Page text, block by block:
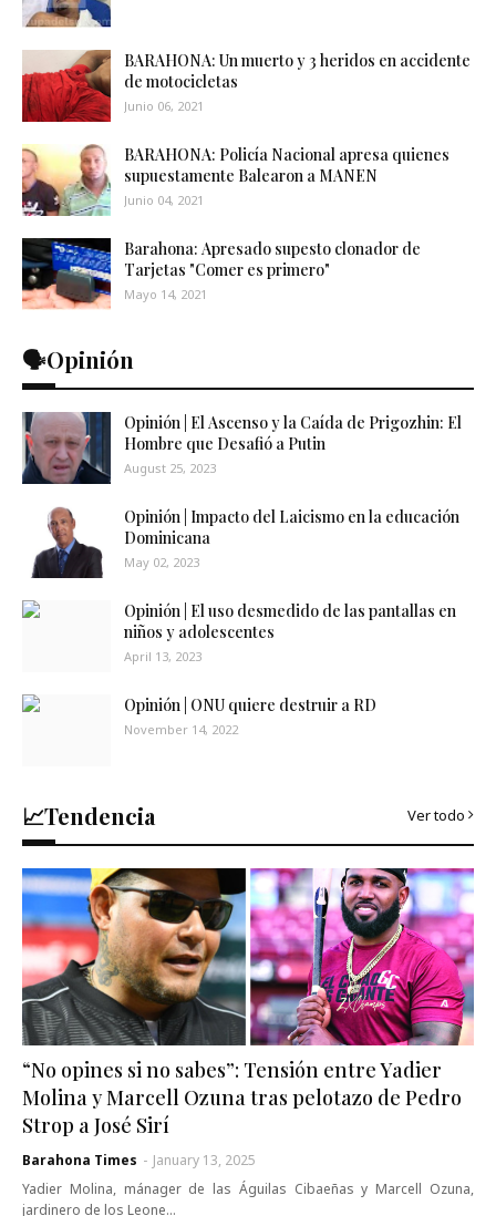
BARAHONA: Un muerto y 3 heridos en accidente
de motocicletas
Junio 06, 2021
BARAHONA: Policía Nacional apresa quienes
supuestamente Balearon a MANEN
Junio 04, 2021
Barahona: Apresado supesto clonador de
Tarjetas "Comer es primero"
Mayo 14, 2021
🗣️Opinión
Opinión | El Ascenso y la Caída de Prigozhin: El
Hombre que Desafió a Putin
August 25, 2023
Opinión | Impacto del Laicismo en la educación
Dominicana
May 02, 2023
Opinión | El uso desmedido de las pantallas en
niños y adolescentes
April 13, 2023
Opinión | ONU quiere destruir a RD
November 14, 2022
📈Tendencia Ver todo
“No opines si no sabes”: Tensión entre Yadier
Molina y Marcell Ozuna tras pelotazo de Pedro
Strop a José Sirí
Barahona Times - January 13, 2025
Yadier Molina, mánager de las Águilas Cibaeñas y Marcell Ozuna,
jardinero de los Leone…